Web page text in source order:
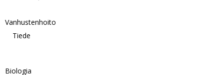
Vanhustenhoito
Tiede
Biologia